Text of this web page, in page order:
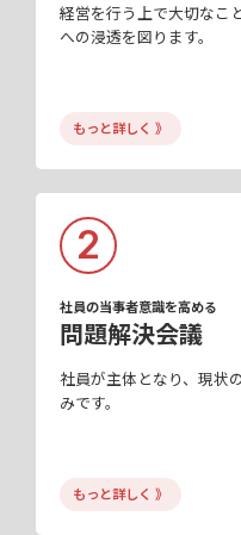
経営を行う上で大切なこ
への浸透を図ります。
もっと詳しく 》
2
社員の当事者意識を高める
問題解決会議
社員が主体となり、現状
みです。
もっと詳しく 》